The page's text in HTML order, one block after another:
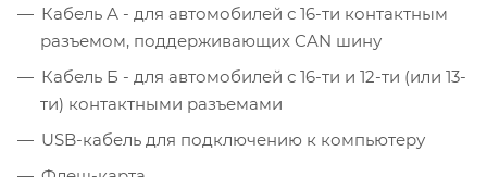
Кабель А - для автомобилей с 16-ти контактным
разъемом, поддерживающих CAN шину
Кабель Б - для автомобилей с 16-ти и 12-ти (или 13-
ти) контактными разъемами
USB-кабель для подключению к компьютеру